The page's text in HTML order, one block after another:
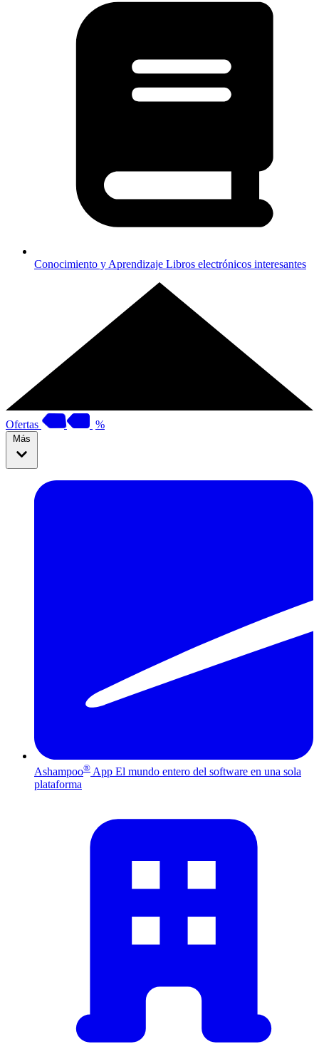
Conocimiento y Aprendizaje Libros electrónicos interesantes
Ofertas %
Más
Ashampoo® App El mundo entero del software en una sola
plataforma